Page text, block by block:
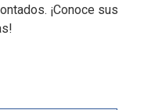
¡Conoce sus